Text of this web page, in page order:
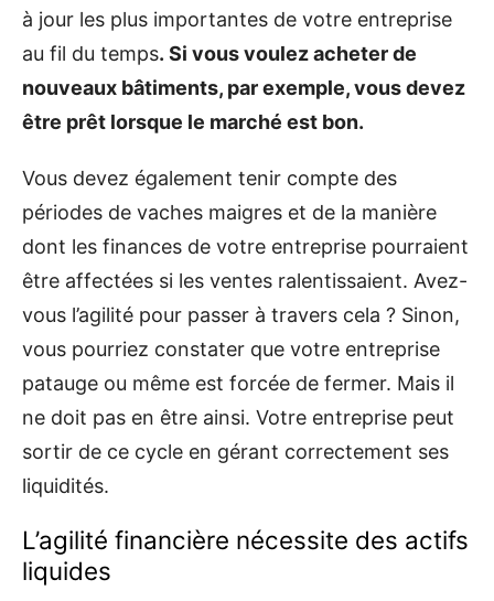
à jour les plus importantes de votre entreprise
au fil du temps. Si vous voulez acheter de
nouveaux bâtiments, par exemple, vous devez
être prêt lorsque le marché est bon.
Vous devez également tenir compte des
périodes de vaches maigres et de la manière
dont les finances de votre entreprise pourraient
être affectées si les ventes ralentissaient. Avez-
vous l’agilité pour passer à travers cela ? Sinon,
vous pourriez constater que votre entreprise
patauge ou même est forcée de fermer. Mais il
ne doit pas en être ainsi. Votre entreprise peut
sortir de ce cycle en gérant correctement ses
liquidités.
L’agilité financière nécessite des actifs
liquides